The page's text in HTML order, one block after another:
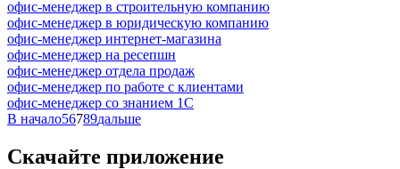
офис-менеджер в строительную компанию
офис-менеджер в юридическую компанию
офис-менеджер интернет-магазина
офис-менеджер на ресепшн
офис-менеджер отдела продаж
офис-менеджер по работе с клиентами
офис-менеджер со знанием 1С
В начало56789дальше
Скачайте приложение